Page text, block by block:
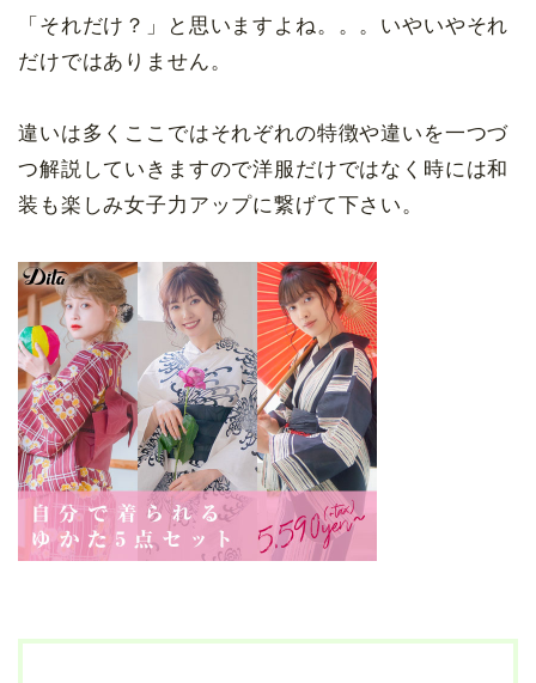
「それだけ？」と思いますよね。。。いやいやそれ
だけではありません。
違いは多くここではそれぞれの特徴や違いを一つづ
つ解説していきますので洋服だけではなく時には和
装も楽しみ女子力アップに繋げて下さい。